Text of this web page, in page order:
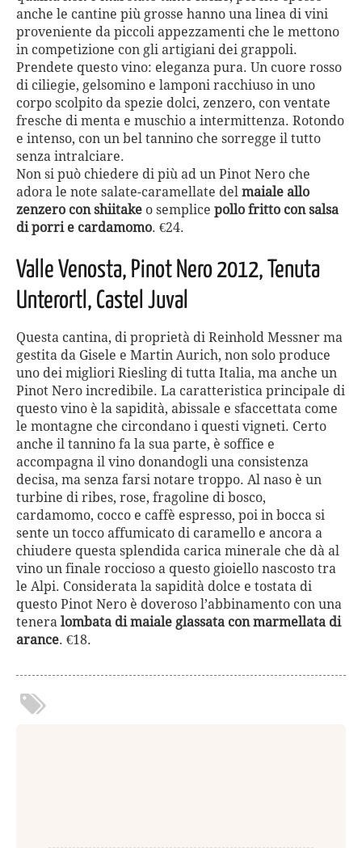
anche le cantine più grosse hanno una linea di vini
proveniente da piccoli appezzamenti che le mettono
in competizione con gli artigiani dei grappoli.
Prendete questo vino: eleganza pura. Un cuore rosso
di ciliegie, gelsomino e lamponi racchiuso in uno
corpo scolpito da spezie dolci, zenzero, con ventate
fresche di menta e muschio a intermittenza. Rotondo
e intenso, con un bel tannino che sorregge il tutto
senza intralciare.
Non si può chiedere di più ad un Pinot Nero che
adora le note salate-caramellate del maiale allo
zenzero con shiitake o semplice pollo fritto con salsa
di porri e cardamomo. €24.
Valle Venosta, Pinot Nero 2012, Tenuta
Unterortl, Castel Juval
Questa cantina, di proprietà di Reinhold Messner ma
gestita da Gisele e Martin Aurich, non solo produce
uno dei migliori Riesling di tutta Italia, ma anche un
Pinot Nero incredibile. La caratteristica principale di
questo vino è la sapidità, abissale e sfaccettata come
le montagne che circondano i questi vigneti. Certo
anche il tannino fa la sua parte, è soffice e
accompagna il vino donandogli una consistenza
decisa, ma senza farsi notare troppo. Al naso è un
turbine di ribes, rose, fragoline di bosco,
cardamomo, cocco e caffè espresso, poi in bocca si
sente un tocco affumicato di caramello e ancora a
chiudere questa splendida carica minerale che dà al
vino un finale roccioso a questo gioiello nascosto tra
le Alpi. Considerata la sapidità dolce e tostata di
questo Pinot Nero è doveroso l’abbinamento con una
tenera lombata di maiale glassata con marmellata di
arance. €18.